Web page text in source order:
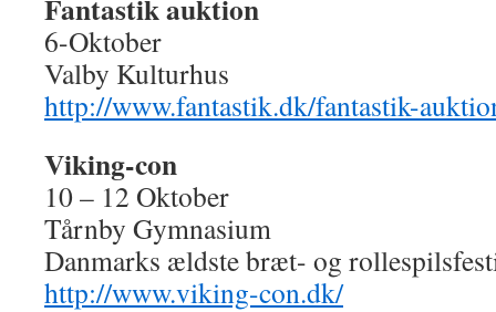
Fantastik auktion
6-Oktober
Valby Kulturhus
http://www.fantastik.dk/fantastik-
Viking-con
10 – 12 Oktober
Tårnby Gymnasium
Danmarks ældste bræt- og
http://www.viking-con.dk/